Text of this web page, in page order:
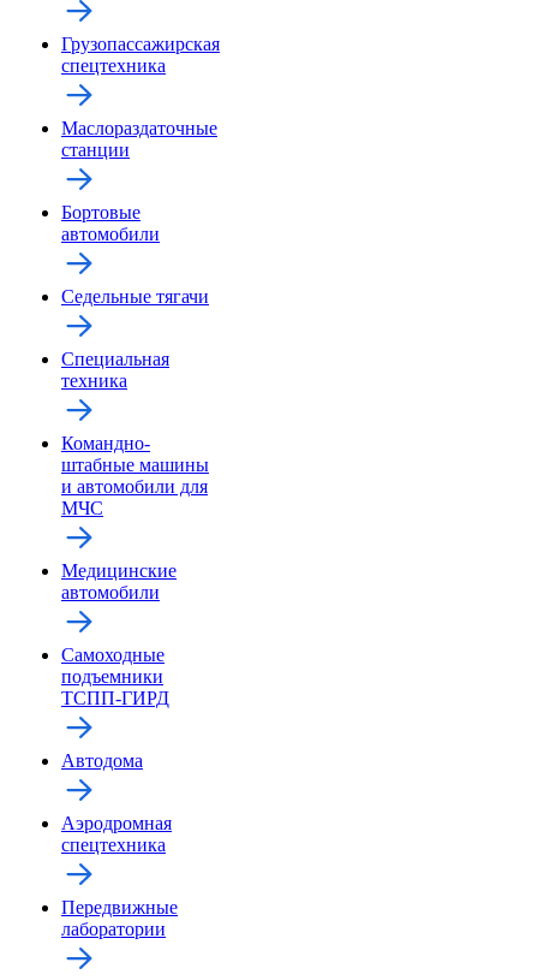
Грузопассажирская
спецтехника
Маслораздаточные
станции
Бортовые
автомобили
Седельные тягачи
Специальная
техника
Командно-
штабные машины
и автомобили для
МЧС
Медицинские
автомобили
Самоходные
подъемники
ТСПП-ГИРД
Автодома
Аэродромная
спецтехника
Передвижные
лаборатории